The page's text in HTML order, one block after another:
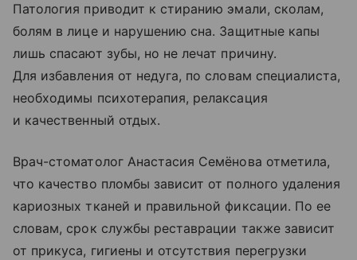
Патология приводит к стиранию эмали, сколам,
болям в лице и нарушению сна. Защитные капы
лишь спасают зубы, но не лечат причину.
Для избавления от недуга, по словам специалиста,
необходимы психотерапия, релаксация
и качественный отдых.
Врач-стоматолог Анастасия Семёнова отметила,
что качество пломбы зависит от полного удаления
кариозных тканей и правильной фиксации. По ее
словам, срок службы реставрации также зависит
от прикуса, гигиены и отсутствия перегрузки